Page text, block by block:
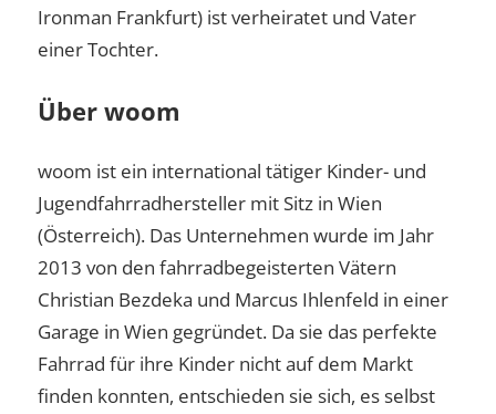
Ironman Frankfurt) ist verheiratet und Vater
einer Tochter.
Über woom
woom ist ein international tätiger Kinder- und
Jugendfahrradhersteller mit Sitz in Wien
(Österreich). Das Unternehmen wurde im Jahr
2013 von den fahrradbegeisterten Vätern
Christian Bezdeka und Marcus Ihlenfeld in einer
Garage in Wien gegründet. Da sie das perfekte
Fahrrad für ihre Kinder nicht auf dem Markt
finden konnten, entschieden sie sich, es selbst